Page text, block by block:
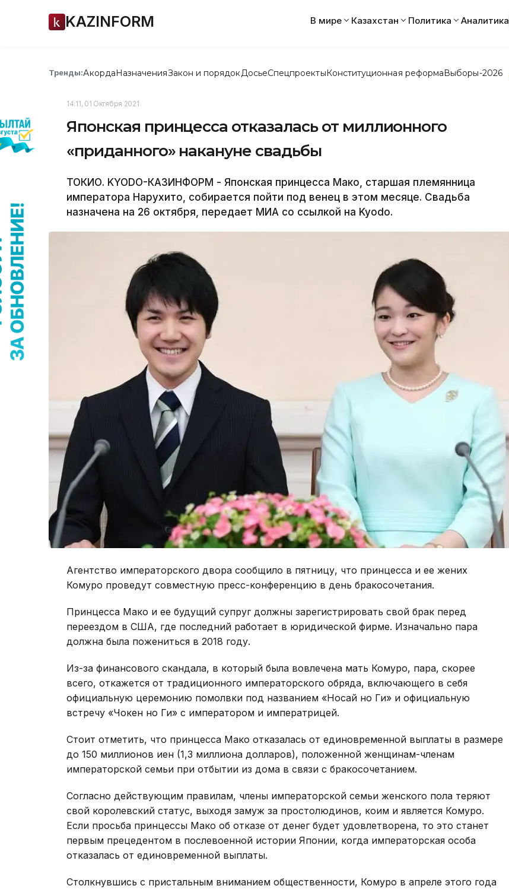
KAZINFORM В мире Казахстан Политика Аналитика
Тренды:АкордаНазначенияЗакон и порядок ДосьеСпецпроектыКонституционная реформаВыборы-2026
14:11, 01 Октября 2021
Японская принцесса отказалась от миллионного
«приданного» накануне свадьбы
ТОКИО. KYODO-КАЗИНФОРМ - Японская принцесса Мако, старшая племянница
императора Нарухито, собирается пойти под венец в этом месяце. Свадьба
назначена на 26 октября, передает МИА со ссылкой на Kyodo.
Агентство императорского двора сообщило в пятницу, что принцесса и ее жених
Комуро проведут совместную пресс-конференцию в день бракосочетания.
Принцесса Мако и ее будущий супруг должны зарегистрировать свой брак перед
переездом в США, где последний работает в юридической фирме. Изначально пара
должна была пожениться в 2018 году.
Из-за финансового скандала, в который была вовлечена мать Комуро, пара, скорее
всего, откажется от традиционного императорского обряда, включающего в себя
официальную церемонию помолвки под названием «Носай но Ги» и официальную
встречу «Чокен но Ги» с императором и императрицей.
Стоит отметить, что принцесса Мако отказалась от единовременной выплаты в размере
до 150 миллионов иен (1,3 миллиона долларов), положенной женщинам-членам
императорской семьи при отбытии из дома в связи с бракосочетанием.
Согласно действующим правилам, члены императорской семьи женского пола теряют
свой королевский статус, выходя замуж за простолюдинов, коим и является Комуро.
Если просьба принцессы Мако об отказе от денег будет удовлетворена, то это станет
первым прецедентом в послевоенной истории Японии, когда императорская особа
отказалась от единовременной выплаты.
Столкнувшись с пристальным вниманием общественности, Комуро в апреле этого года